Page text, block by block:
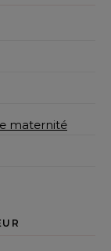
maternité